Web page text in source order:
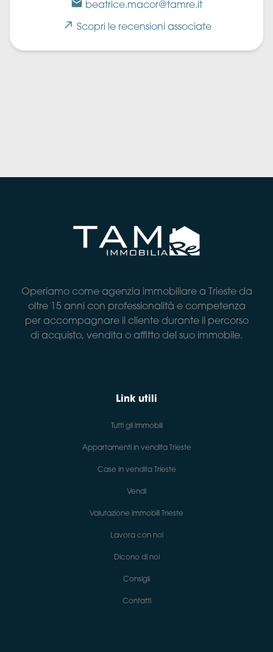
beatrice.macor@tamre.it
Scopri le recensioni associate
Operiamo come agenzia immobiliare a Trieste da
oltre 15 anni con professionalità e competenza
per accompagnare il cliente durante il percorso
di acquisto, vendita o affitto del suo immobile.
Link utili
Tutti gli immobili
Appartamenti in vendita Trieste
Case in vendita Trieste
Vendi
Valutazione immobili Trieste
Lavora con noi
Dicono di noi
Consigli
Contatti